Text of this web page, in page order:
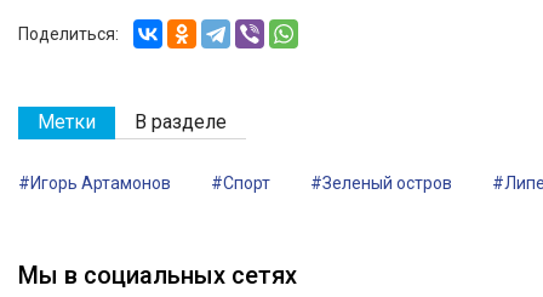
Поделиться:
Метки В разделе
#Игорь Артамонов #Спорт #Зеленый остров
Мы в социальных сетях